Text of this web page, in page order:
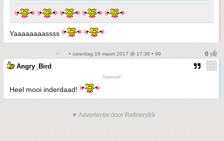
Yaaaaaaaassss
• zaterdag 18 maart 2017 @ 17:38 • 99
Angry_Bird
Sqwuak!
Heel mooi inderdaad!
▼ Advertentie door Refinery89